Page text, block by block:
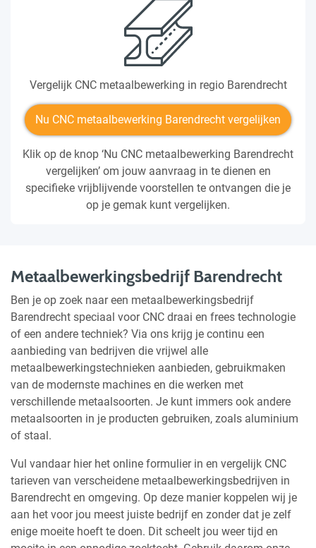
Vergelijk CNC metaalbewerking in regio Barendrecht
Nu CNC metaalbewerking Barendrecht vergelijken
Klik op de knop ‘Nu CNC metaalbewerking Barendrecht
vergelijken’ om jouw aanvraag in te dienen en
specifieke vrijblijvende voorstellen te ontvangen die je
op je gemak kunt vergelijken.
Metaalbewerkingsbedrijf Barendrecht
Ben je op zoek naar een metaalbewerkingsbedrijf
Barendrecht speciaal voor CNC draai en frees technologie
of een andere techniek? Via ons krijg je continu een
aanbieding van bedrijven die vrijwel alle
metaalbewerkingstechnieken aanbieden, gebruikmaken
van de modernste machines en die werken met
verschillende metaalsoorten. Je kunt immers ook andere
metaalsoorten in je producten gebruiken, zoals aluminium
of staal.
Vul vandaar hier het online formulier in en vergelijk CNC
tarieven van verscheidene metaalbewerkingsbedrijven in
Barendrecht en omgeving. Op deze manier koppelen wij je
aan het voor jou meest juiste bedrijf en zonder dat je zelf
enige moeite hoeft te doen. Dit scheelt jou weer tijd en